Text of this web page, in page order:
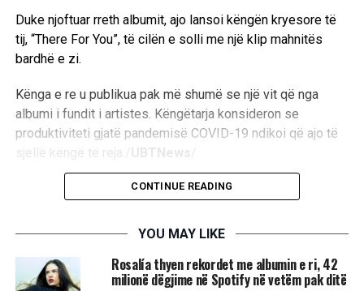
Duke njoftuar rreth albumit, ajo lansoi këngën kryesore të
tij, “There For You”, të cilën e solli me një klip mahnitës
bardhë e zi.
Kënga e re u publikua pak më shumë se një vit që nga
albumi i fundit i artistes. Këngëtarja konsideron se
produktiviteti gjatë pandemisë COVID-19 ndikoi që ajo të
sjellë këngë të reja./UBTNews /
Sindikata e shkrimtarëve të Hollivudit thotë se
propozimi i ri nga studiot nuk mjafton
CONTINUE READING
YOU MAY LIKE
Rosalía thyen rekordet me albumin e ri, 42
milionë dëgjime në Spotify në vetëm pak ditë